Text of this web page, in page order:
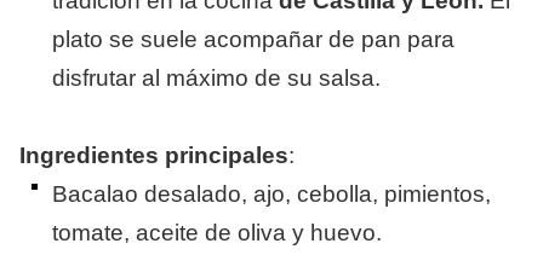
plato se suele acompañar de pan para
disfrutar al máximo de su salsa.
Ingredientes principales:
Bacalao desalado, ajo, cebolla, pimientos,
tomate, aceite de oliva y huevo.